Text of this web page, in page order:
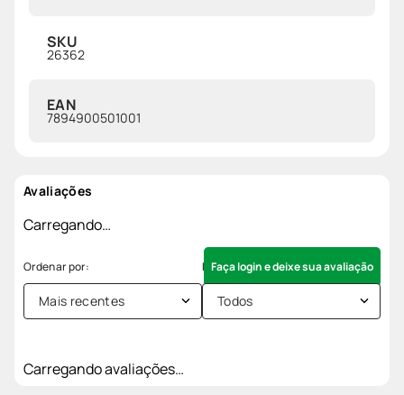
SKU
26362
EAN
7894900501001
Avaliações
Carregando…
Faça login e deixe sua avaliação
Mais recentes Todos
Carregando avaliações…